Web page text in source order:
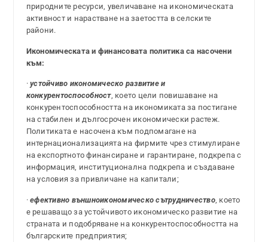
природните ресурси, увеличаване на икономическата
активност и нарастване на заетостта в селските
райони.
Икономическата и финансовата политика са насочени
към:
·устойчиво икономическо развитие и
конкурентоспособност, което цели повишаване на
конкурентоспособността на икономиката за постигане
на стабилен и дългосрочен икономически растеж.
Политиката е насочена към подпомагане на
интернационализацията на фирмите чрез стимулиране
на експортното финансиране и гарантиране, подкрепа с
информация, институционална подкрепа и създаване
на условия за привличане на капитали;
·ефективно външноикономическо сътрудничество, което
е решаващо за устойчивото икономическо развитие на
страната и подобряване на конкурентоспособността на
българските предприятия;